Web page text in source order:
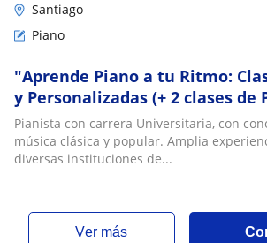
Santiago
Piano
​"Aprende Piano a tu Ritmo:
y Personalizadas (+ 2 clases de
Pianista con carrera Universitaria, con
música clásica y popular. Amplia
diversas instituciones de...
ver más